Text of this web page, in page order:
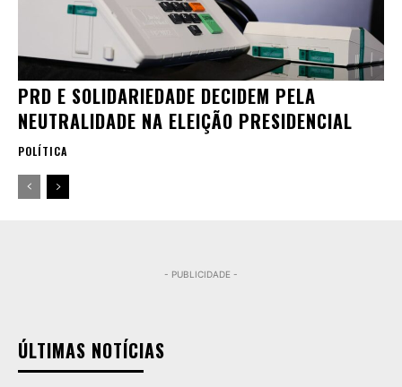
PRD E SOLIDARIEDADE DECIDEM PELA
NEUTRALIDADE NA ELEIÇÃO PRESIDENCIAL
POLÍTICA
- PUBLICIDADE -
ÚLTIMAS NOTÍCIAS